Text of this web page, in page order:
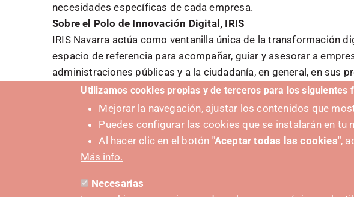
necesidades específicas de cada empresa.
Sobre el Polo de Innovación Digital, IRIS
IRIS Navarra actúa como ventanilla única de la transformación
espacio de referencia para acompañar, guiar y asesorar a
administraciones públicas y a la ciudadanía, en general, en sus
transformación digital.
La mejor forma de descubrir todos los servicios es visitando
directamente con el equipo del Polo.
Utilizamos cookies propias y de terceros para los siguientes
Mejorar la navegación, ajustar los contenidos que
Puedes configurar las cookies que se instalarán en tu
Al hacer clic en el botón "Aceptar todas las cookies",
Más info.
Necesarias